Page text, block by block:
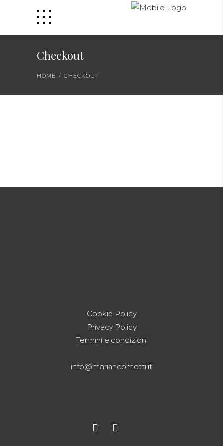
Checkout
HOME /CHECKOUT
Cookie Policy
Privacy Policy
Termini e condizioni
info@mariancomotti.it